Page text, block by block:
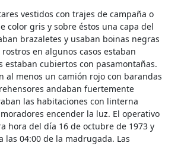
vestidos con trajes de campaña o
color gris y sobre éstos una capa del
brazaletes y usaban boinas negras
rostros en algunos casos estaban
estaban cubiertos con pasamontañas.
al menos un camión rojo con barandas
andaban fuertemente
las habitaciones con linterna
encender la luz. El operativo
hora del día 16 de octubre de 1973 y
las 04:00 de la madrugada. Las